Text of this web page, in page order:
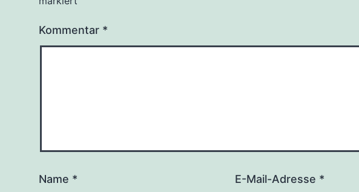
Kommentar *
Name * E-Mail-Adresse *